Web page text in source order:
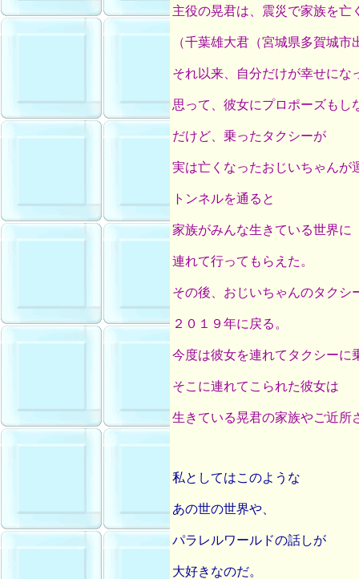
主役の晃君は、震災で家族を亡
（千葉雄大君（宮城県多賀城市
それ以来、自分だけが幸せにな
思って、彼女にプロポーズもし
だけど、乗ったタクシーが
実は亡くなったおじいちゃんが
トンネルを通ると
家族がみんな生きている世界に
連れて行ってもらえた。
その後、おじいちゃんのタクシ
２０１９年に戻る。
今度は彼女を連れてタクシーに
そこに連れてこられた彼女は
生きている晃君の家族やご近所
私としてはこのような
あの世の世界や、
パラレルワールドの話しが
大好きなのだ。